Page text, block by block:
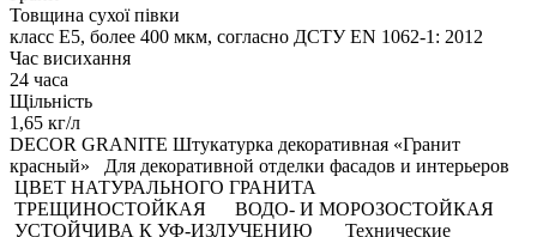
Товщина сухої півки
класс Е5, более 400 мкм, согласно ДСТУ EN 1062-1: 2012
Час висихання
24 часа
Щільність
1,65 кг/л
DECOR GRANITE Штукатурка декоративная «Гранит
красный» Для декоративной отделки фасадов и интерьеров
ЦВЕТ НАТУРАЛЬНОГО ГРАНИТА
ТРЕЩИНОСТОЙКАЯ ВОДО- И МОРОЗОСТОЙКАЯ
УСТОЙЧИВА К УФ-ИЗЛУЧЕНИЮ Технические